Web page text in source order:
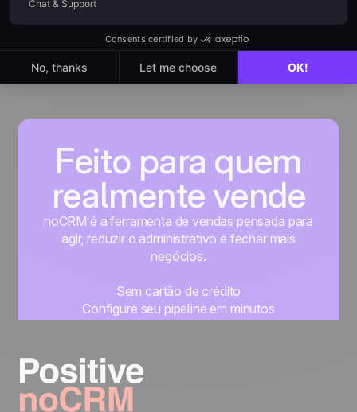
Feito para quem
realmente vende
noCRM é a ferramenta de vendas pensada para
agir, reduzir o administrativo e fechar mais
negócios.
Sem cartão de crédito
Configure seu pipeline em minutos